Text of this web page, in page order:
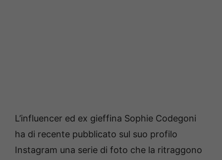
L’influencer ed ex gieffina Sophie Codegoni
ha di recente pubblicato sul suo profilo
Instagram una serie di foto che la ritraggono